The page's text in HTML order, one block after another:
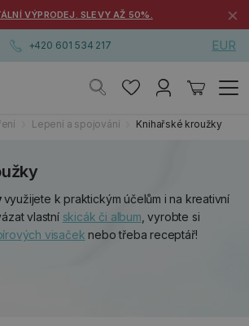
VÝPRODEJ. SLEVY AŽ 50%. ×
+420 601 534 217 EUR
Lepení a spojování Knihařské kroužky
využijete k praktickým účelům i na kreativní
vlastní skicák či album , vyrobte si
visaček nebo třeba receptář!